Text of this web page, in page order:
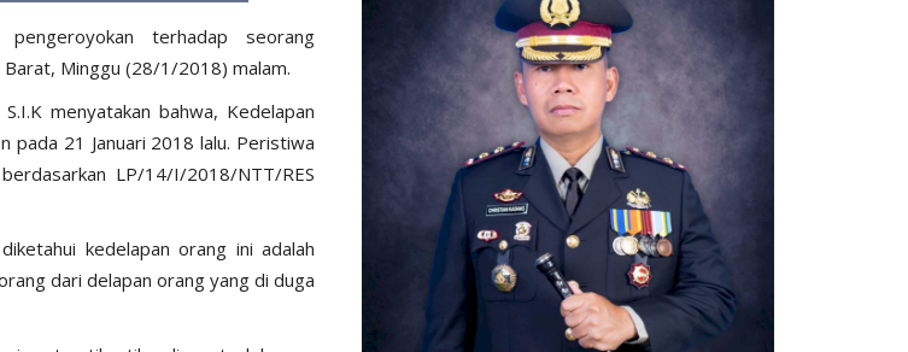
terhadap seorang
Minggu (28/1/2018) malam.
menyatakan bahwa, Kedelapan
pada 21 Januari 2018 lalu. Peristiwa
LP/14/I/2018/NTT/RES
kedelapan orang ini adalah
dari delapan orang yang di duga